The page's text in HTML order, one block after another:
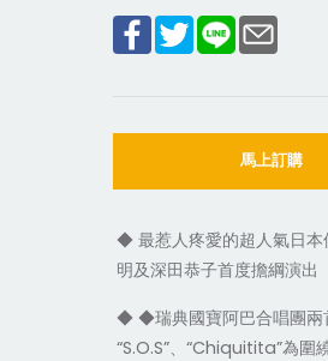
馬上訂購
◆ 最惹人疼愛的超人氣日本
明及深田恭子首度擔綱演出
◆ ◆瑞典國寶阿巴合唱團兩
“S.O.S”、“Chiquitita”為圍